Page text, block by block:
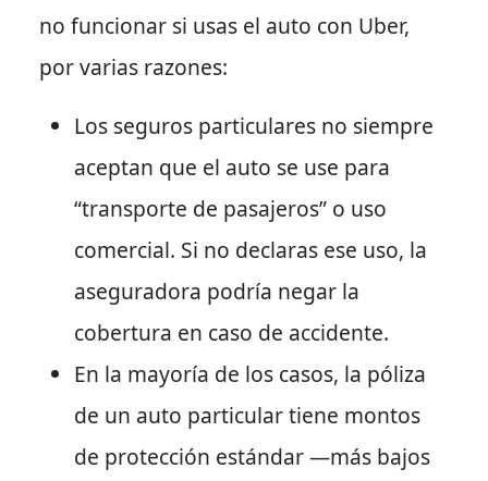
no funcionar si usas el auto con Uber,
por varias razones:
Los seguros particulares no siempre
aceptan que el auto se use para
“transporte de pasajeros” o uso
comercial. Si no declaras ese uso, la
aseguradora podría negar la
cobertura en caso de accidente.
En la mayoría de los casos, la póliza
de un auto particular tiene montos
de protección estándar —más bajos